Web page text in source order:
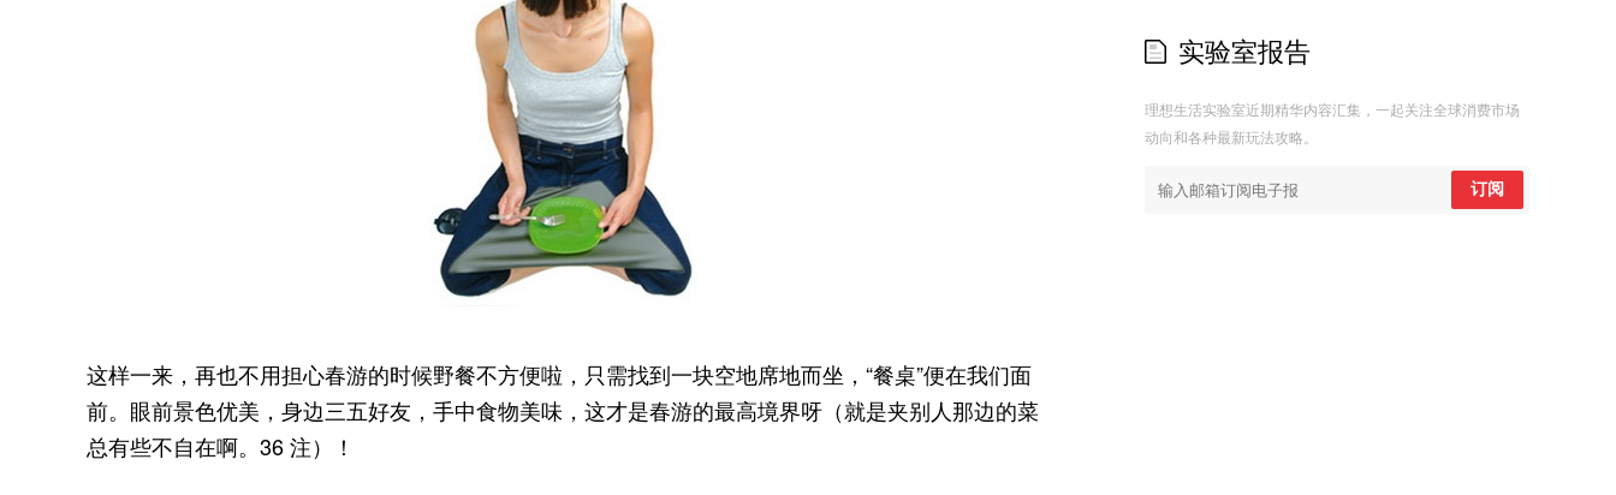
这样一来，再也不用担心春游的时候野餐不方便啦，只需找到一块空地席地而坐，“餐桌”便在我们面
前。眼前景色优美，身边三五好友，手中食物美味，这才是春游的最高境界呀（就是夹别人那边的菜
总有些不自在啊。36 注）！
实验室报告
理想生活实验室近期精华内容汇集，一起关注全球消费市场
动向和各种最新玩法攻略。